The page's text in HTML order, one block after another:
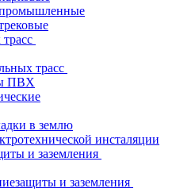
трасс
ПВХ
в землю
инсталяции
и заземления
и заземления